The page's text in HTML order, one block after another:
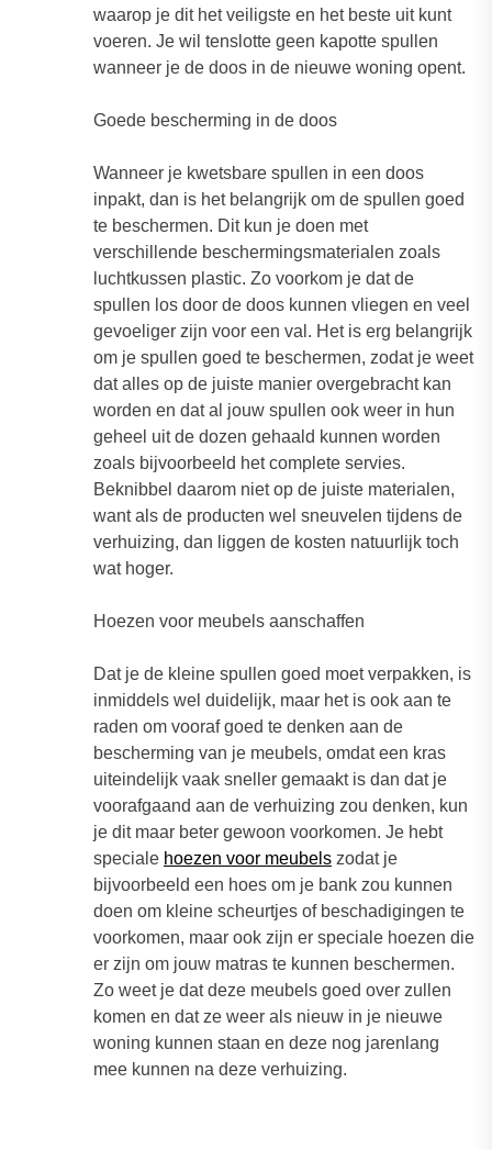
waarop je dit het veiligste en het beste uit kunt
voeren. Je wil tenslotte geen kapotte spullen
wanneer je de doos in de nieuwe woning opent.
Goede bescherming in de doos
Wanneer je kwetsbare spullen in een doos
inpakt, dan is het belangrijk om de spullen goed
te beschermen. Dit kun je doen met
verschillende beschermingsmaterialen zoals
luchtkussen plastic. Zo voorkom je dat de
spullen los door de doos kunnen vliegen en veel
gevoeliger zijn voor een val. Het is erg belangrijk
om je spullen goed te beschermen, zodat je weet
dat alles op de juiste manier overgebracht kan
worden en dat al jouw spullen ook weer in hun
geheel uit de dozen gehaald kunnen worden
zoals bijvoorbeeld het complete servies.
Beknibbel daarom niet op de juiste materialen,
want als de producten wel sneuvelen tijdens de
verhuizing, dan liggen de kosten natuurlijk toch
wat hoger.
Hoezen voor meubels aanschaffen
Dat je de kleine spullen goed moet verpakken, is
inmiddels wel duidelijk, maar het is ook aan te
raden om vooraf goed te denken aan de
bescherming van je meubels, omdat een kras
uiteindelijk vaak sneller gemaakt is dan dat je
voorafgaand aan de verhuizing zou denken, kun
je dit maar beter gewoon voorkomen. Je hebt
speciale hoezen voor meubels zodat je
bijvoorbeeld een hoes om je bank zou kunnen
doen om kleine scheurtjes of beschadigingen te
voorkomen, maar ook zijn er speciale hoezen die
er zijn om jouw matras te kunnen beschermen.
Zo weet je dat deze meubels goed over zullen
komen en dat ze weer als nieuw in je nieuwe
woning kunnen staan en deze nog jarenlang
mee kunnen na deze verhuizing.